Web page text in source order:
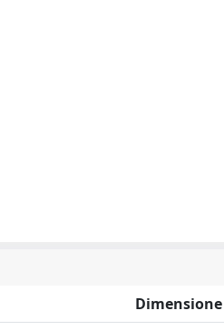
Dimensione